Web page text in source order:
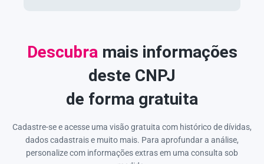
Descubra mais informações
deste CNPJ
de forma gratuita
Cadastre-se e acesse uma visão gratuita com histórico de dívidas,
dados cadastrais e muito mais. Para aprofundar a análise,
personalize com informações extras em uma consulta sob